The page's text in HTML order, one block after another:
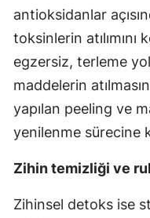
antioksidanlar
toksinlerin atılımını
egzersiz, terleme
maddelerin
yapılan peeling ve
yenilenme sürecine
Zihin temizliği ve
Zihinsel detoks ise